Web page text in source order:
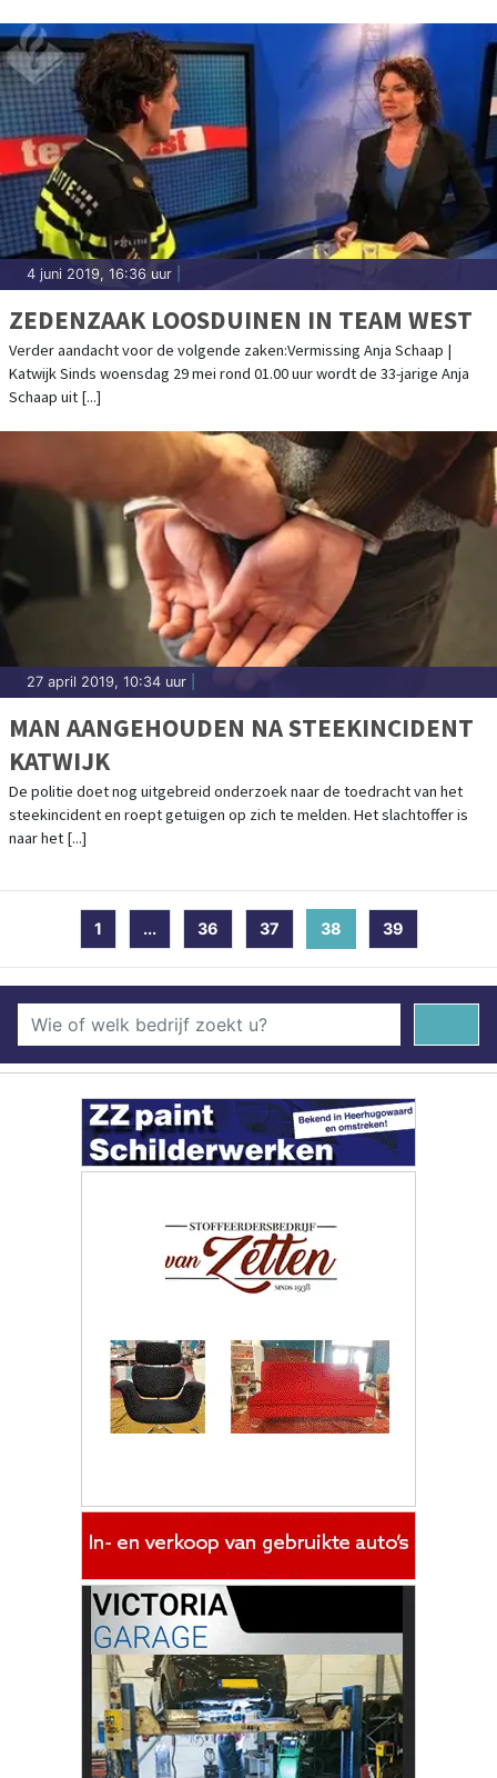
4 juni 2019, 16:36 uur
ZEDENZAAK LOOSDUINEN IN TEAM WEST
Verder aandacht voor de volgende zaken:Vermissing Anja Schaap |
Katwijk Sinds woensdag 29 mei rond 01.00 uur wordt de 33-jarige Anja
Schaap uit [...]
27 april 2019, 10:34 uur
MAN AANGEHOUDEN NA STEEKINCIDENT
KATWIJK
De politie doet nog uitgebreid onderzoek naar de toedracht van het
steekincident en roept getuigen op zich te melden. Het slachtoffer is
naar het [...]
1 ... 36 37 38 (current)
39